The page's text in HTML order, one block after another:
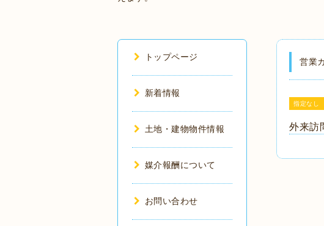
営業
指定なし
外来訪
トップページ
新着情報
土地・建物物件情報
媒介報酬について
お問い合わせ